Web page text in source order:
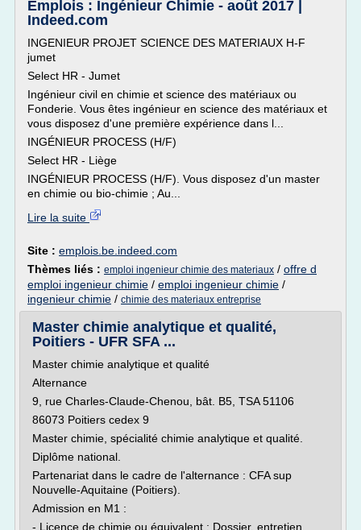
Emplois : Ingénieur Chimie - août 2017 |
Indeed.com
INGENIEUR PROJET SCIENCE DES MATERIAUX H-F
jumet
Select HR - Jumet
Ingénieur civil en chimie et science des matériaux ou
Fonderie. Vous êtes ingénieur en science des matériaux et
vous disposez d'une première expérience dans l...
INGÉNIEUR PROCESS (H/F)
Select HR - Liège
INGÉNIEUR PROCESS (H/F). Vous disposez d'un master
en chimie ou bio-chimie ; Au...
Lire la suite
Site : emplois.be.indeed.com
Thèmes liés : emploi ingenieur chimie des materiaux / offre d
emploi ingenieur chimie / emploi ingenieur chimie /
ingenieur chimie / chimie des materiaux entreprise
Master chimie analytique et qualité,
Poitiers - UFR SFA ...
Master chimie analytique et qualité
Alternance
9, rue Charles-Claude-Chenou, bât. B5, TSA 51106
86073 Poitiers cedex 9
Master chimie, spécialité chimie analytique et qualité.
Diplôme national.
Partenariat dans le cadre de l'alternance : CFA sup
Nouvelle-Aquitaine (Poitiers).
Admission en M1 :
- Licence de chimie ou équivalent ; Dossier, entretien